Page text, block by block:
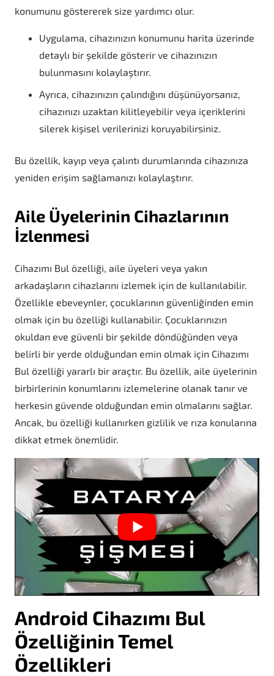
konumunu göstererek size yardımcı olur.
Uygulama, cihazınızın konumunu harita üzerinde
detaylı bir şekilde gösterir ve cihazınızın
bulunmasını kolaylaştırır.
Ayrıca, cihazınızın çalındığını düşünüyorsanız,
cihazınızı uzaktan kilitleyebilir veya içeriklerini
silerek kişisel verilerinizi koruyabilirsiniz.
Bu özellik, kayıp veya çalıntı durumlarında cihazınıza
yeniden erişim sağlamanızı kolaylaştırır.
Aile Üyelerinin Cihazlarının
İzlenmesi
Cihazımı Bul özelliği, aile üyeleri veya yakın
arkadaşların cihazlarını izlemek için de kullanılabilir.
Özellikle ebeveynler, çocuklarının güvenliğinden emin
olmak için bu özelliği kullanabilir. Çocuklarınızın
okuldan eve güvenli bir şekilde döndüğünden veya
belirli bir yerde olduğundan emin olmak için Cihazımı
Bul özelliği yararlı bir araçtır. Bu özellik, aile üyelerinin
birbirlerinin konumlarını izlemelerine olanak tanır ve
herkesin güvende olduğundan emin olmalarını sağlar.
Ancak, bu özelliği kullanırken gizlilik ve rıza konularına
dikkat etmek önemlidir.
Android Cihazımı Bul
Özelliğinin Temel
Özellikleri